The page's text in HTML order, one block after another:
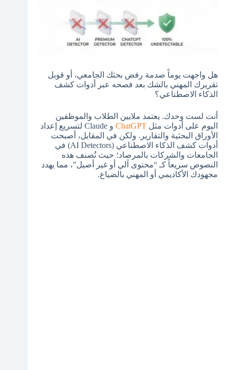
هل واجهت يوماً صدمة رفض بحثك الجامعي، أو قوبل
تقريرك المهني بالشك بعد فصحه عبر أدوات كشف
الذكاء الاصطناعي؟
أنت لست وحدك. يعتمد ملايين الطلاب والموظفين
اليوم على أدوات مثل ChatGPT
و Claude لتسريع إعداد
الأوراق البحثية والتقارير. ولكن في المقابل، أصبحت
أدوات كشف الذكاء الاصطناعي (AI Detectors) في
الجامعات والشركات بالمرصاد؛ حيث تُصنف هذه
النصوص سريعاً كـ “محتوى آلي أو غير أصيل”، مما يهدد
مجهودك الأكاديمي أو المهني بالضياع.